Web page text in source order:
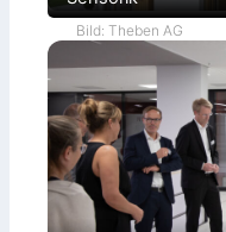
Bild: Theben AG